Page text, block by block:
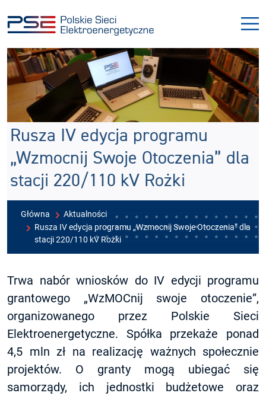
do
menu
do
treści
Rusza IV edycja programu
„Wzmocnij Swoje Otoczenia” dla
stacji 220/110 kV Rożki
Główna
Aktualności
Rusza IV edycja programu „Wzmocnij Swoje Otoczenia” dla
stacji 220/110 kV Rożki
Trwa nabór wniosków do IV edycji programu
grantowego „WzMOCnij swoje otoczenie”,
organizowanego przez Polskie Sieci
Elektroenergetyczne. Spółka przekaże ponad
4,5 mln zł na realizację ważnych społecznie
projektów. O granty mogą ubiegać się
samorządy, ich jednostki budżetowe oraz